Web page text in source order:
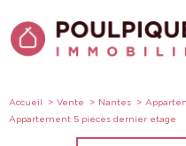
Accueil Vente Nantes
Appartement 5 pieces dernier etage